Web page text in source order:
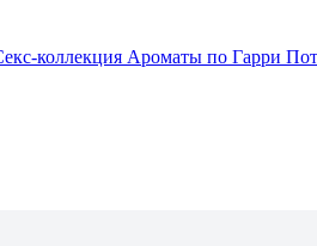
коллекция Ароматы по Гарри